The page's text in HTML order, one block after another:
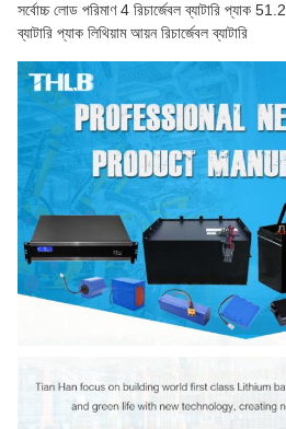
সর্বোচ্চ লোড পরিমাণ 4 রিচার্জেবল ব্যাটারি
ব্যাটারি প্যাক লিথিয়াম আয়ন রিচার্জেবল ব্যাটারি